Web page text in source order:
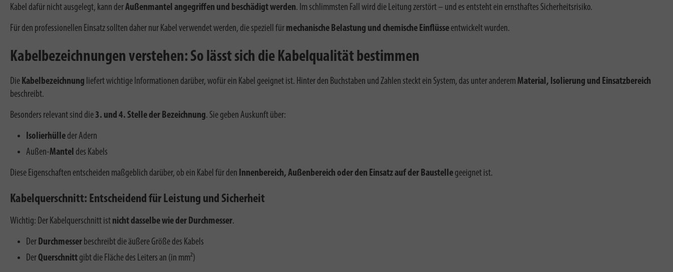
Kabel dafür nicht ausgelegt, kann derAußenmantel angegriffen und beschädigt werden. Im schlimmsten Fall wird die Leitung zerstört – und es entsteht ein ernsthaftes Sicherheitsrisiko.
Für den professionellen Einsatz sollten daher nur Kabel verwendet werden, die speziell für mechanische Belastung und chemische Einflüsse entwickelt wurden.
Kabelbezeichnungen verstehen: So lässt sich die Kabelqualität bestimmen
Die Kabelbezeichnung liefert wichtige Informationen darüber, wofür ein Kabel geeignet ist. Hinter den Buchstaben und Zahlen steckt ein System, das unter anderem Material, Isolierung und Einsatzbereich
beschreibt.
Besonders relevant sind die3. und 4. Stelle der Bezeichnung. Sie geben Auskunft über:
Isolierhülle der Adern
Außen-Mantel des Kabels
Diese Eigenschaften entscheiden maßgeblich darüber, ob ein Kabel für den Innenbereich, Außenbereich oder den Einsatz auf der Baustelle geeignet ist.
Kabelquerschnitt: Entscheidend für Leistung und Sicherheit
Wichtig: Der Kabelquerschnitt ist nicht dasselbe wie der Durchmesser.
Der Durchmesser beschreibt die äußere Größe des Kabels
DerQuerschnitt gibt die Fläche des Leiters an (in mm²)